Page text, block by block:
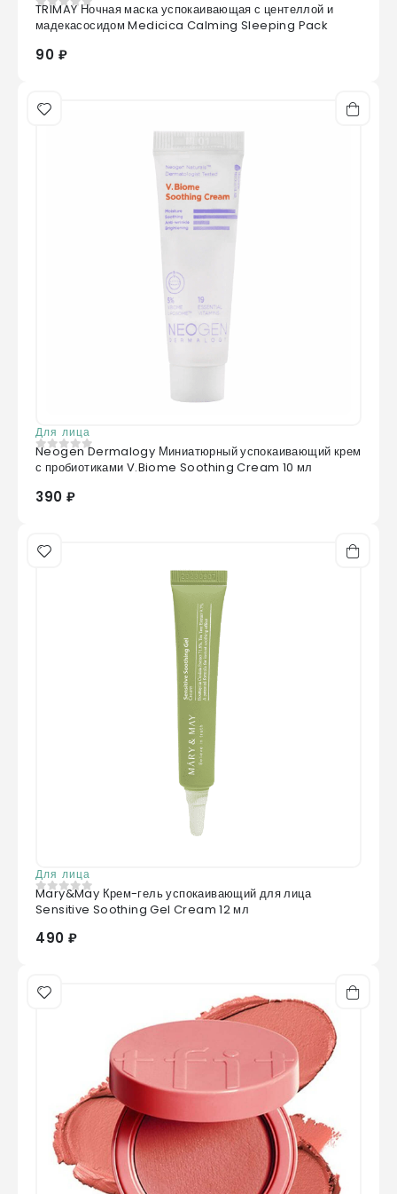
0из 5
TRIMAY Ночная маска успокаивающая с центеллой и
мадекасосидом Medicica Calming Sleeping Pack
90 ₽
Для лица
0из 5
Neogen Dermalogy Миниатюрный успокаивающий крем
с пробиотиками V.Biome Soothing Cream 10 мл
390 ₽
Для лица
0из 5
Mary&May Крем-гель успокаивающий для лица
Sensitive Soothing Gel Cream 12 мл
490 ₽